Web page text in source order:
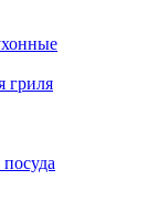
гриля